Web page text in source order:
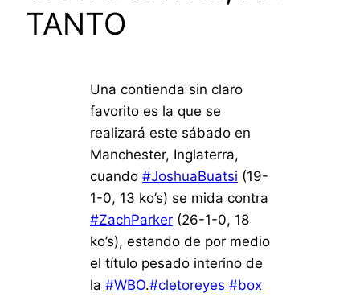
TANTO
Una contienda sin claro
favorito es la que se
realizará este sábado en
Manchester, Inglaterra,
cuando #JoshuaBuatsi (19-
1-0, 13 ko’s) se mida contra
#ZachParker (26-1-0, 18
ko’s), estando de por medio
el título pesado interino de
la #WBO.#cletoreyes #box